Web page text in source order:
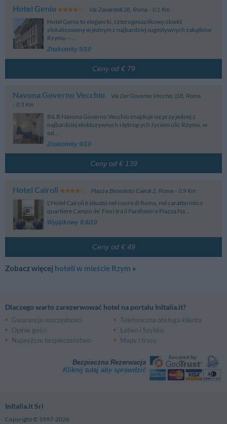
Hotel Genio Via Zanardelli 28, Roma- 0.1 Km
Hotel Genio to elegancki, czterogwiazdkowy obiekt
zlokalizowany w jednym z najbardziej sugestywnych zakątków
Rzymu – ...
Znakomity 9/10
Ceny od € 79
Navona Governo Vecchio Via Del Governo Vecchio 118, Roma
- 0.3 Km
B& B Navona Governo Vecchio znajduje się przy jednej z
najbardziej ekskluzywnych i tętniących życiem ulic Rzymu, w
od...
Znakomity 9/10
Ceny od € 139
Hotel Cairoli Piazza Benedetto Cairoli 2, Roma- 0.9 Km
L'Hotel Cairoli è situato nel cuore di Roma, nel caratteristico
quartiere Campo de’ Fiori tra il Pantheon e Piazza Na...
Wyjątkowy 9.6/10
Ceny od € 49
Zobacz więcej hoteli w mieście Rzym »
Dlaczego warto zarezerwować hotel na portalu InItalia.it?
Gwarancja oszczędności
Telefoniczna obsługa klienta
Opinie gości
Łatwo i Szybko
Najwyższe bezpieczeństwo
Mapy i trasy
Bezpieczna Rezerwacja
Kliknij tutaj aby sprawdzić
InItalia.it Srl
Copyright © 1997-2026